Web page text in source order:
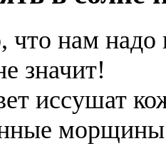
что нам надо
значит!
иссушат